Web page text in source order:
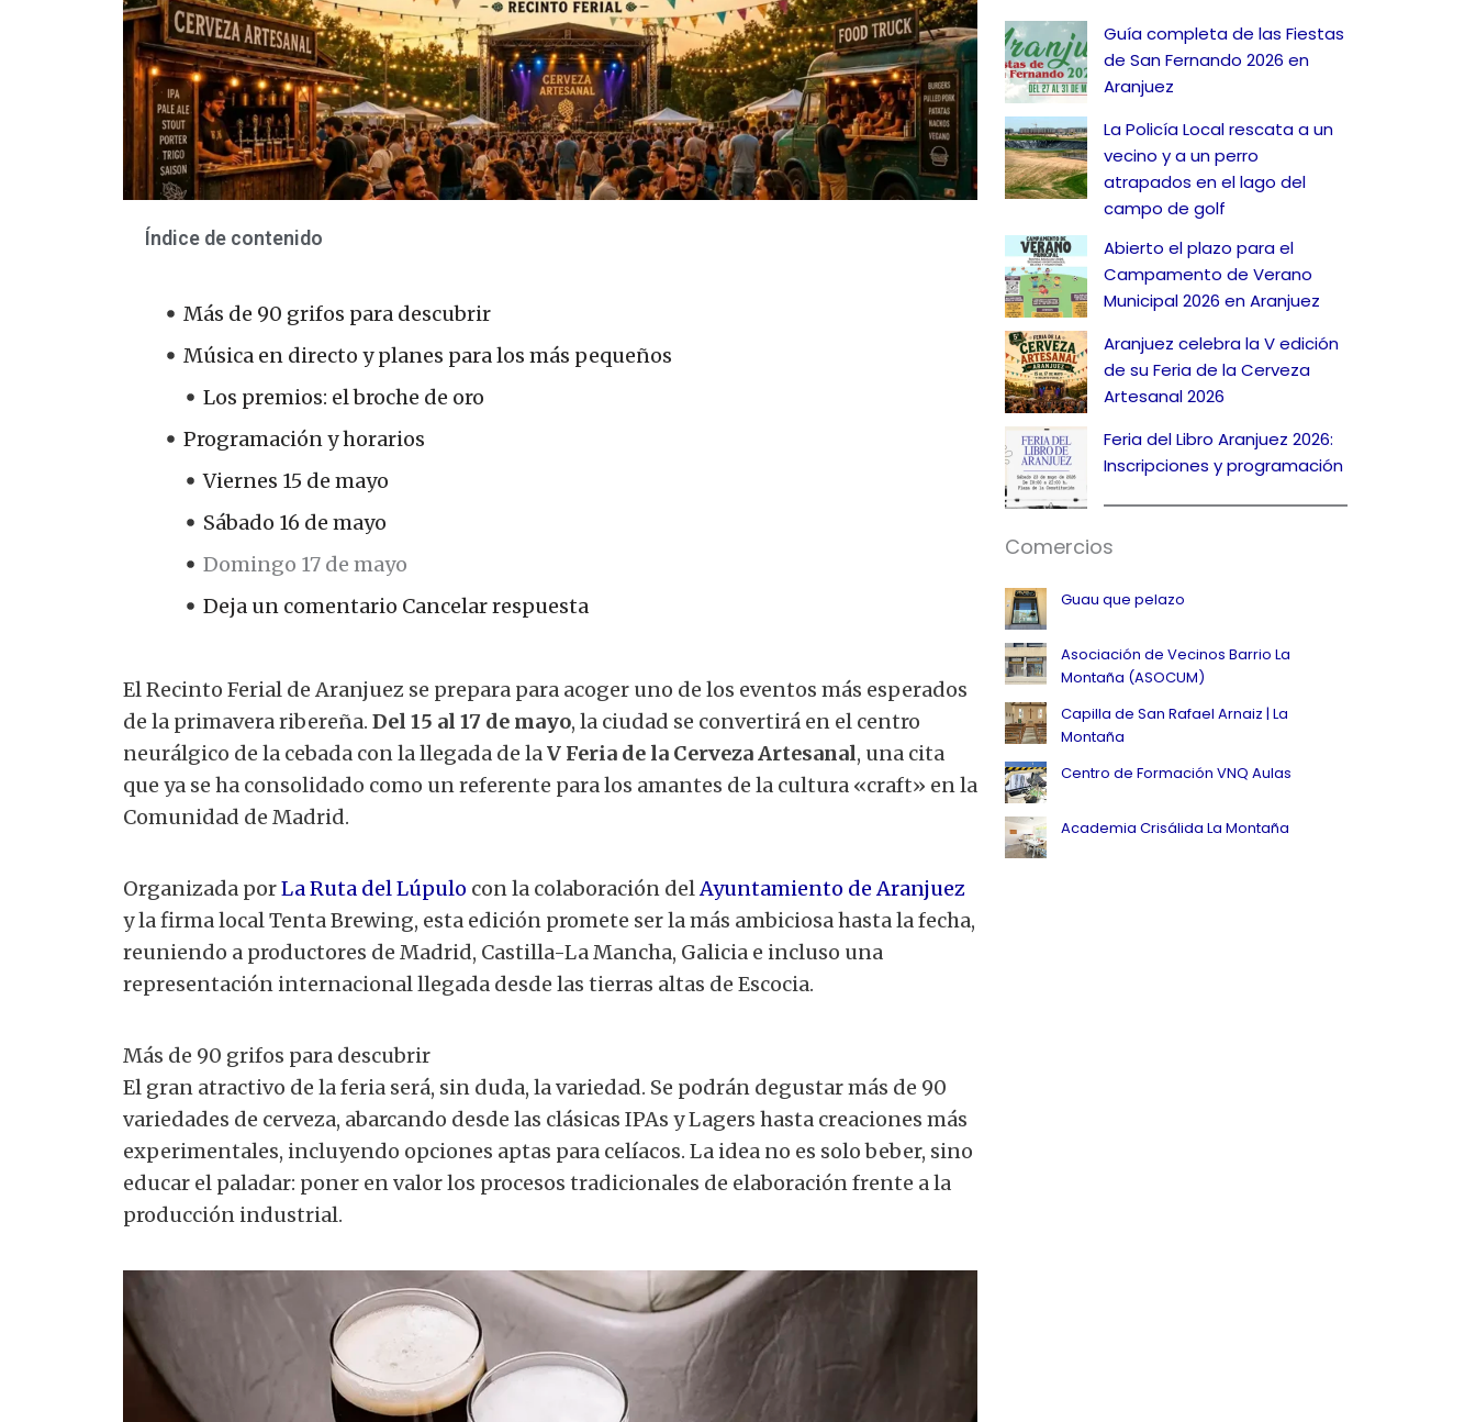
Índice de contenido
Más de 90 grifos para descubrir
Música en directo y planes para los más pequeños
Los premios: el broche de oro
Programación y horarios
Viernes 15 de mayo
Sábado 16 de mayo
Domingo 17 de mayo
Deja un comentario Cancelar respuesta
El Recinto Ferial de Aranjuez se prepara para acoger uno de los eventos más esperados
de la primavera ribereña. Del 15 al 17 de mayo, la ciudad se convertirá en el centro
neurálgico de la cebada con la llegada de laV Feria de la Cerveza Artesanal, una cita
que ya se ha consolidado como un referente para los amantes de la cultura «craft» en la
Comunidad de Madrid.
Organizada porLa Ruta del Lúpulo con la colaboración delAyuntamiento de Aranjuez
y la firma local Tenta Brewing, esta edición promete ser la más ambiciosa hasta la fecha,
reuniendo a productores de Madrid, Castilla-La Mancha, Galicia e incluso una
representación internacional llegada desde las tierras altas de Escocia.
Más de 90 grifos para descubrir
El gran atractivo de la feria será, sin duda, la variedad. Se podrán degustar más de 90
variedades de cerveza, abarcando desde las clásicas IPAs y Lagers hasta creaciones más
experimentales, incluyendo opciones aptas para celíacos. La idea no es solo beber, sino
educar el paladar: poner en valor los procesos tradicionales de elaboración frente a la
producción industrial.
Guía completa de las Fiestas
de San Fernando 2026 en
Aranjuez
La Policía Local rescata a un
vecino y a un perro
atrapados en el lago del
campo de golf
Abierto el plazo para el
Campamento de Verano
Municipal 2026 en Aranjuez
Aranjuez celebra la V edición
de su Feria de la Cerveza
Artesanal 2026
Feria del Libro Aranjuez 2026:
Inscripciones y programación
Comercios
Guau que pelazo
Asociación de Vecinos Barrio La
Montaña (ASOCUM)
Capilla de San Rafael Arnaiz | La
Montaña
Centro de Formación VNQ Aulas
Academia Crisálida La Montaña